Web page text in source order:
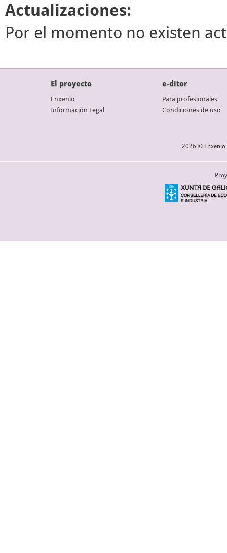
Actualizaciones:
Por el momento no existen
El proyecto
Enxenio
Información Legal
e-ditor
Para profesionales
Condiciones de uso
2026 © Enxenio